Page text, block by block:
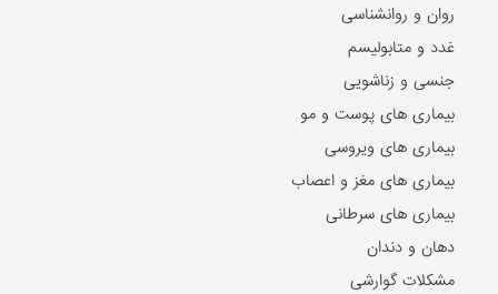
روان و روانشناسی
غدد و متابولیسم
جنسی و زناشویی
بیماری های پوست و مو
بیماری های ویروسی
بیماری های مغز و اعصاب
بیماری های سرطانی
دهان و دندان
مشکلات گوارشی